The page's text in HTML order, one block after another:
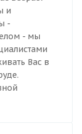
и
-
- мы
Вас в